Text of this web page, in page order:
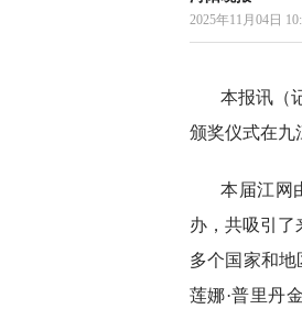
2025年11月04日
本报讯（
颁奖仪式在九
本届江网
办，共吸引了
多个国家和地
莲娜·普里丹